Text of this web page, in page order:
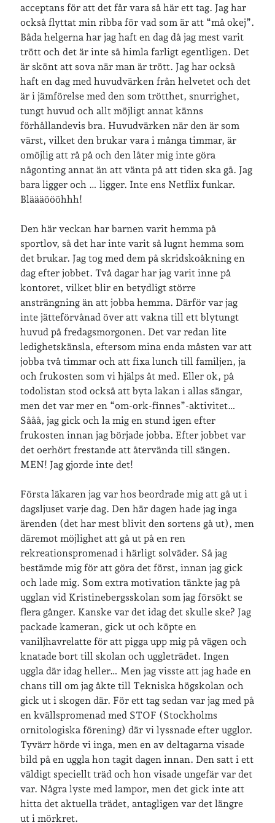
Arkiv
Arkiv
Just nu läser jag
Jag bokförmin läsning på Goodreads.
Geocaching
Etiketter
barn barnkläder
Bröllop café & restaurang dator
e-böcker festligheter foto
frågor & svar
födelsedag geocaching Göteborg
hemmet hemsidan ikea
jobb lopp löpning
musik månadsbild nobelpristagare
pappersböcker resor
shopping skolan skor
Skriva släkt stockholm te
teater utflykter
acceptans för att det får vara så här ett tag. Jag har
också flyttat min ribba för vad som är att “må okej”.
Båda helgerna har jag haft en dag då jag mest varit
trött och det är inte så himla farligt egentligen. Det
är skönt att sova när man är trött. Jag har också
haft en dag med huvudvärken från helvetet och det
är i jämförelse med den som trötthet, snurrighet,
tungt huvud och allt möjligt annat känns
förhållandevis bra. Huvudvärken när den är som
värst, vilket den brukar vara i många timmar, är
omöjlig att rå på och den låter mig inte göra
någonting annat än att vänta på att tiden ska gå. Jag
bara ligger och … ligger. Inte ens Netflix funkar.
Bläääöööhhh!
Den här veckan har barnen varit hemma på
sportlov, så det har inte varit så lugnt hemma som
det brukar. Jag tog med dem på skridskoåkning en
dag efter jobbet. Två dagar har jag varit inne på
kontoret, vilket blir en betydligt större
ansträngning än att jobba hemma. Därför var jag
inte jätteförvånad över att vakna till ett blytungt
huvud på fredagsmorgonen. Det var redan lite
ledighetskänsla, eftersom mina enda måsten var att
jobba två timmar och att fixa lunch till familjen, ja
och frukosten som vi hjälps åt med. Eller ok, på
todolistan stod också att byta lakan i allas sängar,
men det var mer en “om-ork-finnes”-aktivitet…
Sååå, jag gick och la mig en stund igen efter
frukosten innan jag började jobba. Efter jobbet var
det oerhört frestande att återvända till sängen.
MEN! Jag gjorde inte det!
Första läkaren jag var hos beordrade mig att gå ut i
dagsljuset varje dag. Den här dagen hade jag inga
ärenden (det har mest blivit den sortens gå ut), men
däremot möjlighet att gå ut på en ren
rekreationspromenad i härligt solväder. Så jag
bestämde mig för att göra det först, innan jag gick
och lade mig. Som extra motivation tänkte jag på
ugglan vid Kristinebergsskolan som jag försökt se
flera gånger. Kanske var det idag det skulle ske? Jag
packade kameran, gick ut och köpte en
vaniljhavrelatte för att pigga upp mig på vägen och
knatade bort till skolan och uggleträdet. Ingen
uggla där idag heller… Men jag visste att jag hade en
chans till om jag åkte till Tekniska högskolan och
gick ut i skogen där. För ett tag sedan var jag med på
en kvällspromenad med STOF (Stockholms
ornitologiska förening) där vi lyssnade efter ugglor.
Tyvärr hörde vi inga, men en av deltagarna visade
bild på en uggla hon tagit dagen innan. Den satt i ett
väldigt speciellt träd och hon visade ungefär var det
var. Några lyste med lampor, men det gick inte att
hitta det aktuella trädet, antagligen var det längre
ut i mörkret.